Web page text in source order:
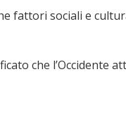
fattori sociali e
che l’Occidente